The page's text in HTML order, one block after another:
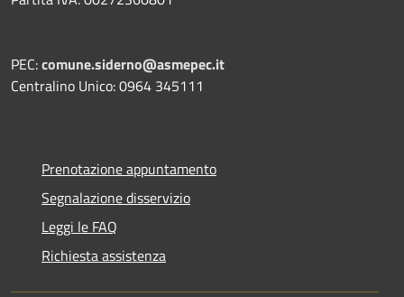
PEC:comune.siderno@asmepec.it
Centralino Unico: 0964 345111
Prenotazione appuntamento
Segnalazione disservizio
Leggi le FAQ
Richiesta assistenza